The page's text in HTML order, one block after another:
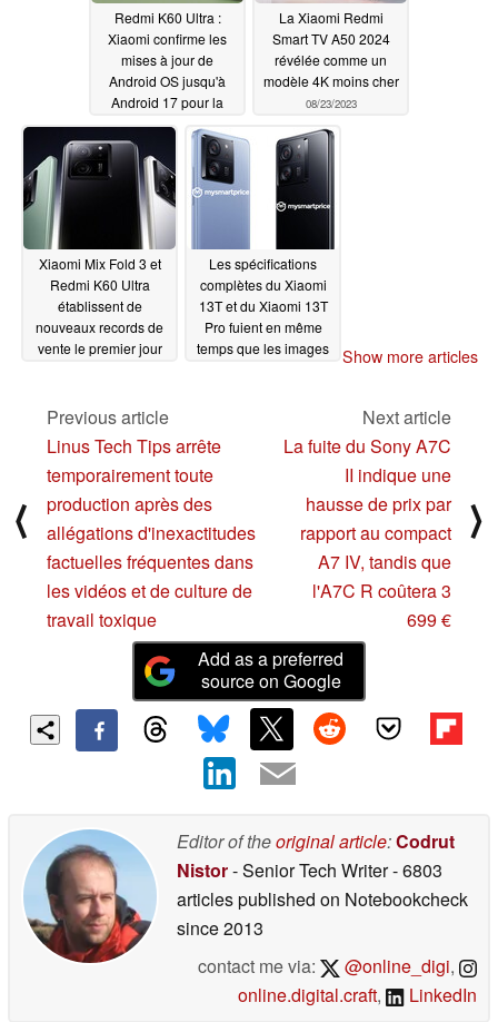
Redmi K60 Ultra :
Xiaomi confirme les
mises à jour de
Android OS jusqu'à
Android 17 pour la
version chinoise du
Xiaomi 13T Pro
08/23/2023
La Xiaomi Redmi
Smart TV A50 2024
révélée comme un
modèle 4K moins cher
08/23/2023
Xiaomi Mix Fold 3 et
Redmi K60 Ultra
établissent de
nouveaux records de
vente le premier jour
Les spécifications
complètes du Xiaomi
13T et du Xiaomi 13T
Pro fuient en même
temps que les images
Show more articles
⟨
Previous article
Linus Tech Tips arrête
temporairement toute
production après des
allégations d'inexactitudes
factuelles fréquentes dans
les vidéos et de culture de
travail toxique
Next article
La fuite du Sony A7C
II indique une
hausse de prix par
rapport au compact
A7 IV, tandis que
l'A7C R coûtera 3
699 €
⟩
Add as a preferred
source on Google
Editor of theoriginal article:Codrut
Nistor- Senior Tech Writer- 6803
articles published on Notebookcheck
since 2013
contact me via:
@online_digi,
online.digital.craft, LinkedIn